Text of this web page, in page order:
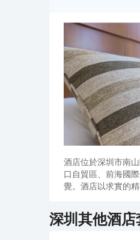
酒店位於深圳市南
口自貿區、前海國
覺。酒店以求實的
深圳其他酒